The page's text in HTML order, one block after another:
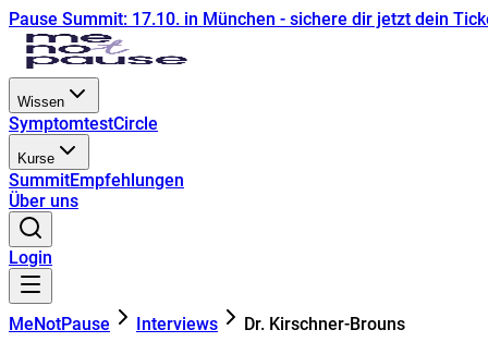
Pause Summit: 17.10. in München - sichere dir jetzt dein
Wissen
SymptomtestCircle
Kurse
SummitEmpfehlungen
Über uns
Login
MeNotPause Interviews Dr. Kirschner-Brouns